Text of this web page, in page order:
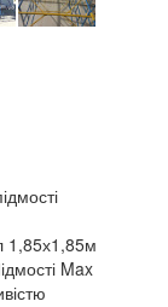
1,85х1,85м
Max